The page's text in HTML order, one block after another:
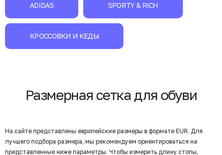
ADIDAS SPORTY & RICH
КРОССОВКИ И КЕДЫ
Размерная сетка для обуви
На сайте представлены европейские размеры в формате EUR. Для
лучшего подбора размера, мы рекомендуем ориентироваться на
представленные ниже параметры. Чтобы измерить длину стопы,